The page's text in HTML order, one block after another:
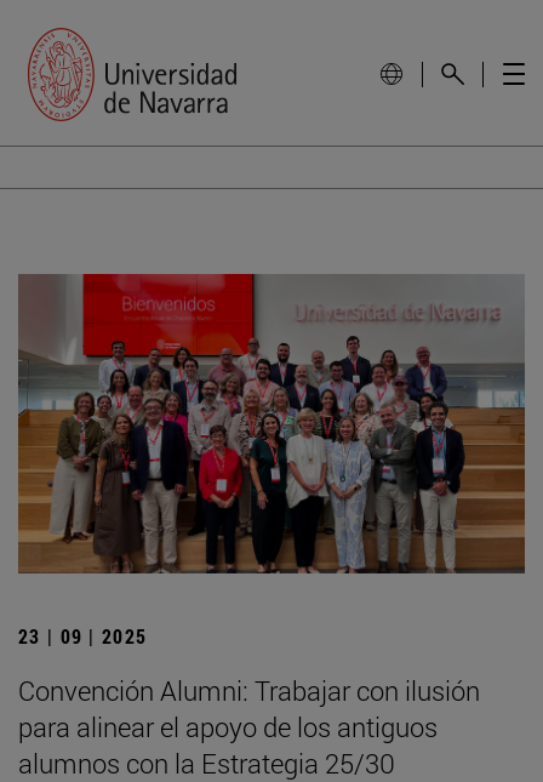
23 | 09 | 2025
Convención Alumni: Trabajar con ilusión
para alinear el apoyo de los antiguos
alumnos con la Estrategia 25/30